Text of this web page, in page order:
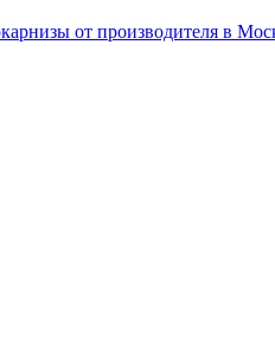
от производителя в